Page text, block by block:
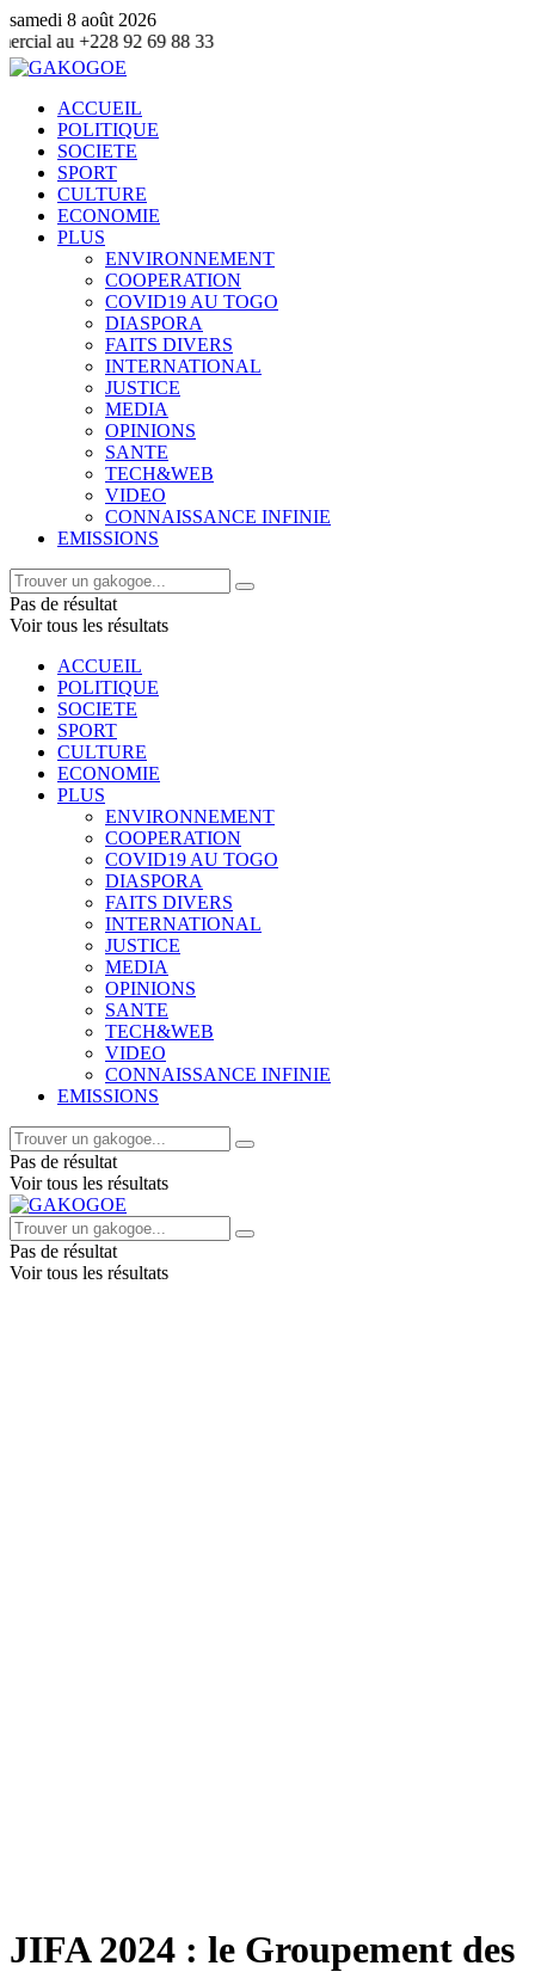
samedi 8 août 2026
33
ACCUEIL
POLITIQUE
SOCIETE
SPORT
CULTURE
ECONOMIE
PLUS
ENVIRONNEMENT
COOPERATION
COVID19 AU TOGO
DIASPORA
FAITS DIVERS
INTERNATIONAL
JUSTICE
MEDIA
OPINIONS
SANTE
TECH&WEB
VIDEO
CONNAISSANCE INFINIE
EMISSIONS
Pas de résultat
Voir tous les résultats
ACCUEIL
POLITIQUE
SOCIETE
SPORT
CULTURE
ECONOMIE
PLUS
ENVIRONNEMENT
COOPERATION
COVID19 AU TOGO
DIASPORA
FAITS DIVERS
INTERNATIONAL
JUSTICE
MEDIA
OPINIONS
SANTE
TECH&WEB
VIDEO
CONNAISSANCE INFINIE
EMISSIONS
Pas de résultat
Voir tous les résultats
Pas de résultat
Voir tous les résultats
JIFA 2024 : le Groupement des